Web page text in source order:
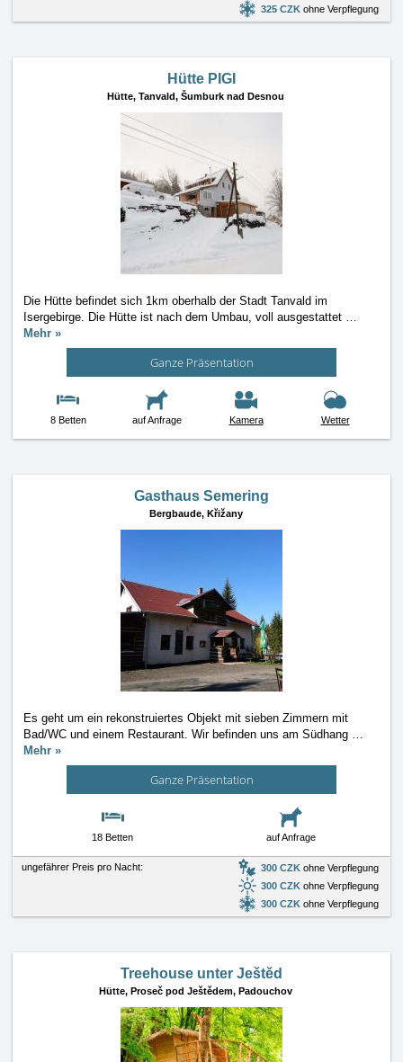
325 CZK ohne Verpflegung
Hütte PIGI
Hütte, Tanvald, Šumburk nad Desnou
Die Hütte befindet sich 1km oberhalb der Stadt Tanvald im
Isergebirge. Die Hütte ist nach dem Umbau, voll ausgestattet …
Mehr »
Ganze Präsentation
8 Betten auf Anfrage Kamera Wetter
Gasthaus Semering
Bergbaude, Křižany
Es geht um ein rekonstruiertes Objekt mit sieben Zimmern mit
Bad/WC und einem Restaurant. Wir befinden uns am Südhang …
Mehr »
Ganze Präsentation
18 Betten auf Anfrage
ungefährer Preis pro Nacht: 300 CZK ohne Verpflegung
300 CZK ohne Verpflegung
300 CZK ohne Verpflegung
Treehouse unter Ještěd
Hütte, Proseč pod Ještědem, Padouchov